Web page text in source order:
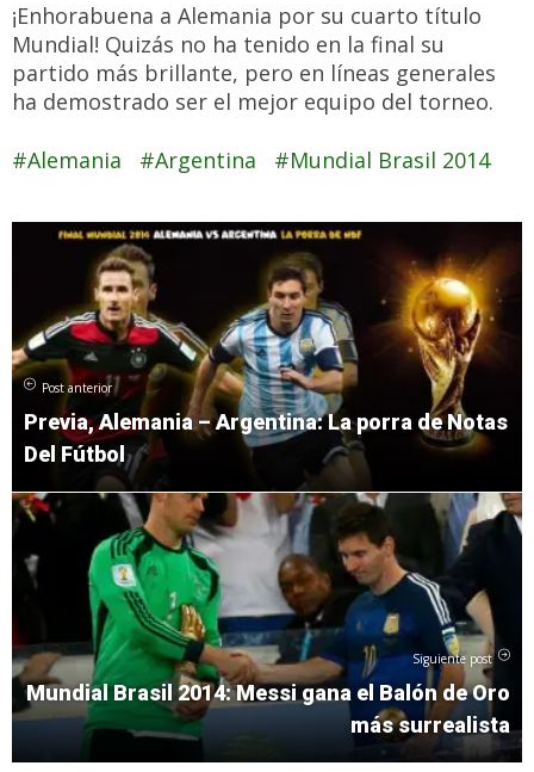
¡Enhorabuena a Alemania por su cuarto título
Mundial! Quizás no ha tenido en la final su
partido más brillante, pero en líneas generales
ha demostrado ser el mejor equipo del torneo.
Alemania Argentina Mundial Brasil 2014
Post anterior
Previa, Alemania – Argentina: La porra de Notas
Del Fútbol
Siguiente post
Mundial Brasil 2014: Messi gana el Balón de Oro
más surrealista